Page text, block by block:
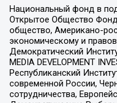
Национальный фонд в
Открытое Общество
общество, Американо-
экономическому и
Демократический
MEDIA DEVELOPMENT
Республиканский
современной России,
сотрудничества,